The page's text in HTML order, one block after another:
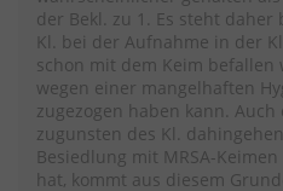
der Bekl. zu 1. Es steht
Kl. bei der Aufnahme in der
schon mit dem Keim
wegen einer mangelhaften
zugezogen haben kann.
zugunsten des Kl.
Besiedlung mit MRSA-
hat, kommt aus diesem